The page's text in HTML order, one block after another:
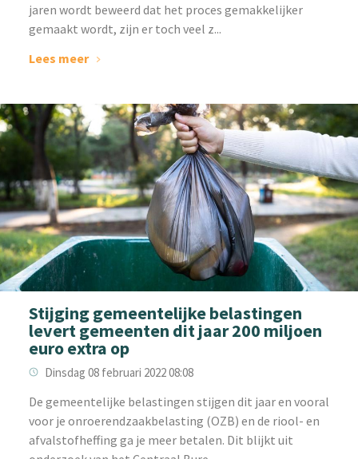
jaren wordt beweerd dat het proces gemakkelijker
gemaakt wordt, zijn er toch veel z...
Lees meer
Stijging gemeentelijke belastingen
levert gemeenten dit jaar 200 miljoen
euro extra op
Dinsdag 08 februari 2022 08:08
‌De gemeentelijke belastingen stijgen dit jaar en vooral
voor je onroerendzaakbelasting (OZB) en de riool- en
afvalstofheffing ga je meer betalen. Dit blijkt uit